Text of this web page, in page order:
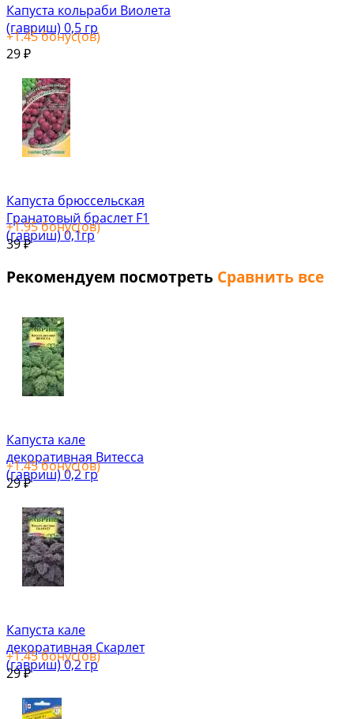
Капуста кольраби Виолета
(гавриш) 0,5 гр
+1.45бонус(ов)
29 ₽
Капуста брюссельская
Гранатовый браслет F1
(гавриш) 0,1гр
+1.95бонус(ов)
39₽
Рекомендуем посмотреть Сравнить все
Капуста кале
декоративная Витесса
(гавриш) 0,2 гр
+1.45бонус(ов)
29₽
Капуста кале
декоративная Скарлет
(гавриш) 0,2 гр
+1.45бонус(ов)
29₽